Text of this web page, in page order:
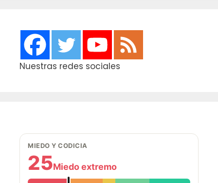
Nuestras redes sociales
MIEDO Y CODICIA
25Miedo extremo